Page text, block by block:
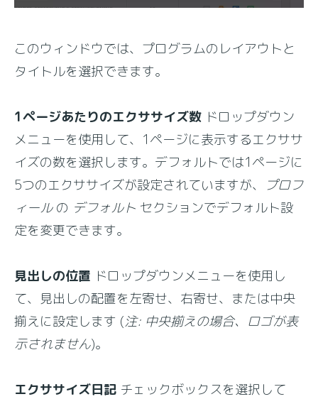
このウィンドウでは、プログラムのレイアウトと
タイトルを選択できます。
1ページあたりのエクササイズ数 ドロップダウン
メニューを使用して、1ページに表示するエクササ
イズの数を選択します。デフォルトでは1ページに
5つのエクササイズが設定されていますが、 プロフ
ィールの デフォルト セクションでデフォルト設
定を変更できます。
見出しの位置 ドロップダウンメニューを使用し
て、見出しの配置を左寄せ、右寄せ、または中央
揃えに設定します (注: 中央揃えの場合、ロゴが表
示されません)。
エクササイズ日記 チェックボックスを選択して